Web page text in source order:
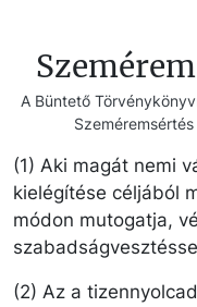
A Büntető
(1) Aki magát nemi
kielégítése céljából
módon mutogatja,
(2) Az a